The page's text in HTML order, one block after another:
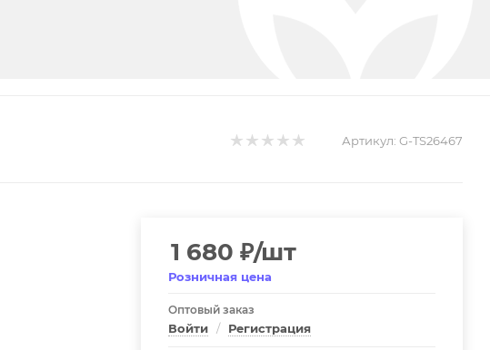
Артикул: G-TS26467
1 680 ₽/шт
Розничная цена
Оптовый заказ
Войти / Регистрация